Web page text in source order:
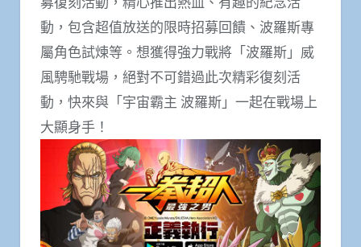
動，包含超值放送的限時招募回饋、波羅斯專
屬角色試煉等。想獲得強力戰將「波羅斯」威
風騁馳戰場，絕對不可錯過此次精彩復刻活
動，快來與「宇宙霸主 波羅斯」一起在戰場上
大顯身手！